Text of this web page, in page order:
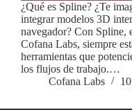
¿Qué es Spline? ¿Te
integrar modelos 3D
navegador? Con Spline,
Cofana Labs, siempre
herramientas que
los flujos de trabajo.…
Cofana Labs